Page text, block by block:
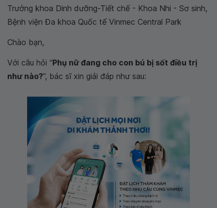
Trưởng khoa Dinh dưỡng-Tiết chế - Khoa Nhi - Sơ sinh,
Bệnh viện Đa khoa Quốc tế Vinmec Central Park
Chào bạn,
Với câu hỏi “Phụ nữ đang cho con bú bị sốt điều trị
như nào?”, bác sĩ xin giải đáp như sau: